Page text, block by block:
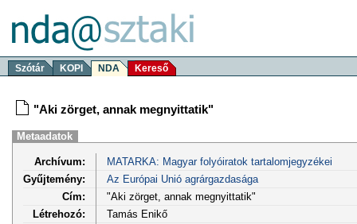
Szótár KOPI NDA Kereső
"Aki zörget, annak megnyittatik"
Metaadatok
Archívum:
MATARKA: Magyar folyóiratok tartalomjegyzékei
Gyűjtemény:
Az Európai Unió agrárgazdasága
Cím:
"Aki zörget, annak megnyittatik"
Létrehozó:
Tamás Enikő